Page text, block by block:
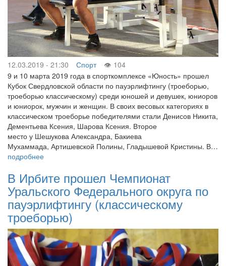
12.03.2019 - 21:30 Спорт
104
9 и 10 марта 2019 года в спорткомплексе «Юность» прошел
Кубок Свердловской области по пауэрлифтингу (троеборью,
троеборью классическому) среди юношей и девушек, юниоров
и юниорок, мужчин и женщин. В своих весовых категориях в
классическом троеборье победителями стали Денисов Никита,
Дементьева Ксения, Шарова Ксения. Второе
место у Шешукова Александра, Бакиева
Мухаммада, Артишевской Полины, Гладышевой Кристины. В…
подробнее
В Ирбите прошел Чемпионат
Уральского Федерального округа по
пауэрлифтингу (классическому
троеборью)